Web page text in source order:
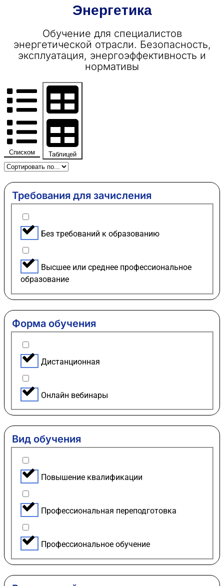
Энергетика
Обучение для специалистов
энергетической отрасли. Безопасность,
эксплуатация, энергоэффективность и
нормативы
Списком Таблицей
Требования для зачисления
Без требований к образованию
Высшее или среднее профессиональное
образование
Форма обучения
Дистанционная
Онлайн вебинары
Вид обучения
Повышение квалификации
Профессиональная переподготовка
Профессиональное обучение